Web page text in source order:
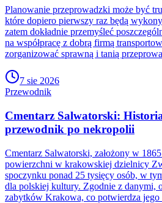
Planowanie przeprowadzki może być
które dopiero pierwszy raz będą
zatem dokładnie przemyśleć
na współpracę z dobrą firmą
zorganizować sprawną i tanią
7 sie 2026
Przewodnik
Cmentarz Salwatorski:
przewodnik po nekropolii
Cmentarz Salwatorski, założony w
powierzchni w krakowskiej dzielnicy
spoczynku ponad 25 tysięcy osób, w
dla polskiej kultury. Zgodnie z danymi,
zabytków Krakowa, co potwierdza jego